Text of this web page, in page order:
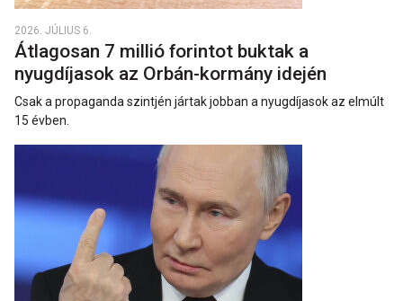
2026. JÚLIUS 6.
Átlagosan 7 millió forintot buktak a
nyugdíjasok az Orbán-kormány idején
Csak a propaganda szintjén jártak jobban a nyugdíjasok az elmúlt
15 évben.